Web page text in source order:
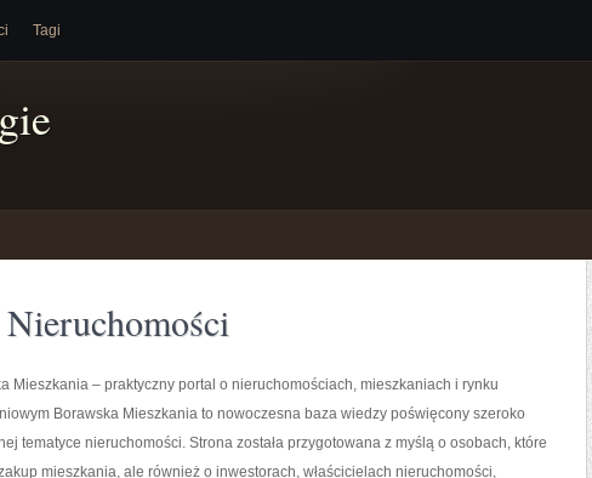
Tagi
Mieszkania – praktyczny portal o nieruchomościach, mieszkaniach i rynku
Borawska Mieszkania to nowoczesna baza wiedzy poświęcony szeroko
tematyce nieruchomości. Strona została przygotowana z myślą o osobach, które
mieszkania, ale również o inwestorach, właścicielach nieruchomości,